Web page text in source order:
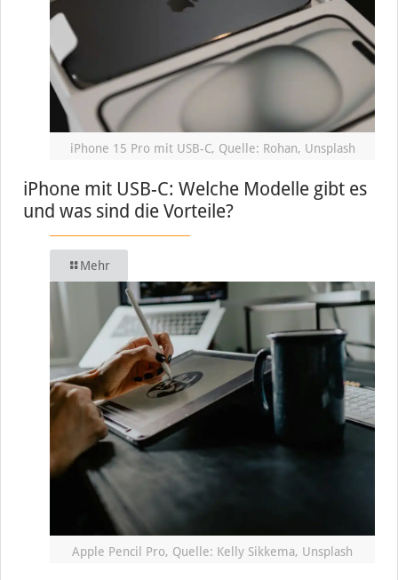
iPhone 15 Pro mit USB-C, Quelle: Rohan, Unsplash
iPhone mit USB-C: Welche Modelle gibt es
und was sind die Vorteile?
Mehr
Apple Pencil Pro, Quelle: Kelly Sikkema, Unsplash